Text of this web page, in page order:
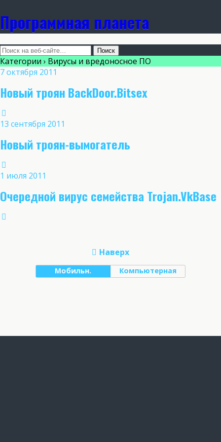
Программная планета
Категории › Вирусы и вредоносное ПО
7 октября 2011
Новый троян BackDoor.Bitsex
13 сентября 2011
Новый троян-вымогатель
1 июля 2011
Очередной вирус семейства Trojan.VkBase
Наверх
Мобильн. Компьютерная